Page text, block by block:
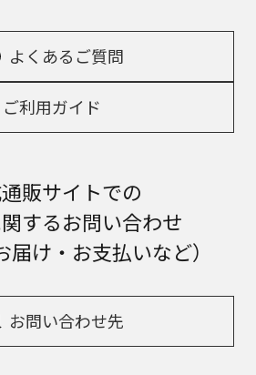
よくあるご質問
ご利用ガイド
販サイトでの
するお問い合わせ
届け・お支払いなど）
お問い合わせ先